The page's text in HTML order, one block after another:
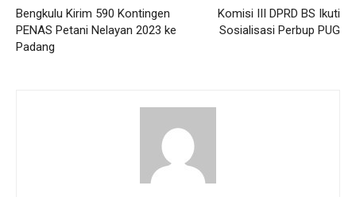
Bengkulu Kirim 590 Kontingen
PENAS Petani Nelayan 2023 ke
Padang
Komisi III DPRD BS Ikuti
Sosialisasi Perbup PUG